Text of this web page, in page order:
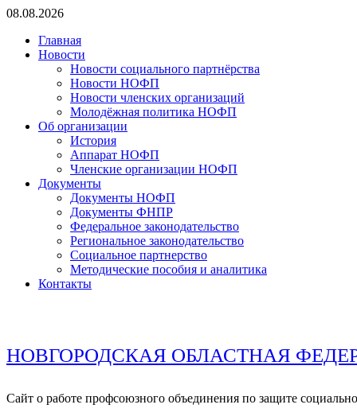
Перейти
содержимому
08.08.2026
Главная
Новости
Новости социального партнёрства
Новости НОФП
Новости членских организаций
Молодёжная политика НОФП
Об организации
История
Аппарат НОФП
Членские организации НОФП
Документы
Документы НОФП
Документы ФНПР
Федеральное законодательство
Региональное законодательство
Социальное партнерство
Методические пособия и аналитика
Контакты
НОВГОРОДСКАЯ ОБЛАСТНАЯ
Сайт о работе профсоюзного объединения по защите